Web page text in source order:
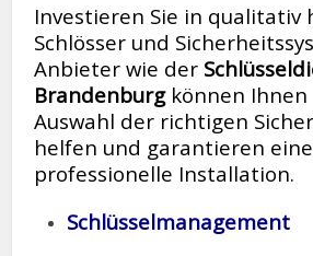
Investieren Sie in qualitativ
Schlösser und
Anbieter wie der
Brandenburgkönnen Ihnen
Auswahl der richtigen
helfen und garantieren eine
professionelle Installation.
Schlüsselmanagement